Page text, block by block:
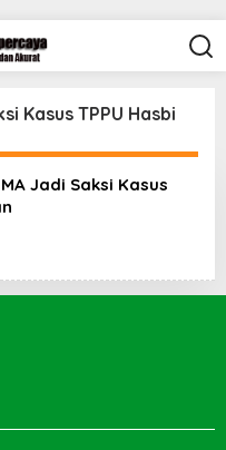
Kasus TPPU Hasbi
Jadi Saksi Kasus